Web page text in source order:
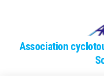
Association